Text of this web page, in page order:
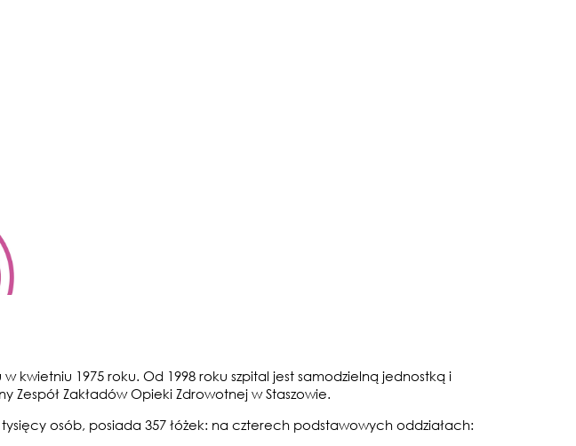
kwietniu 1975 roku. Od 1998 roku szpital jest samodzielną jednostką i
Zespół Zakładów Opieki Zdrowotnej w Staszowie.
osób, posiada 357 łóżek: na czterech podstawowych oddziałach: